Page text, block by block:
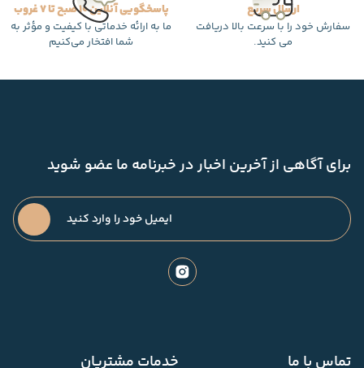
ارسال سریع
سفارش خود را با سرعت بالا دریافت
می کنید.
پاسخگویی آنلاین 10 صبح تا 7 غروب
ما به ارائه خدماتی با کیفیت و مؤثر به
شما افتخار می‌کنیم
برای آگاهی از آخرین اخبار در خبرنامه ما عضو شوید
تماس با ما خدمات مشتریان